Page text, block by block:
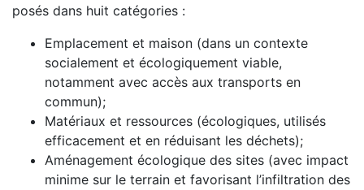
posés dans huit catégories :
Emplacement et maison (dans un contexte
socialement et écologiquement viable,
notamment avec accès aux transports en
commun);
Matériaux et ressources (écologiques, utilisés
efficacement et en réduisant les déchets);
Aménagement écologique des sites (avec impact
minime sur le terrain et favorisant l’infiltration des